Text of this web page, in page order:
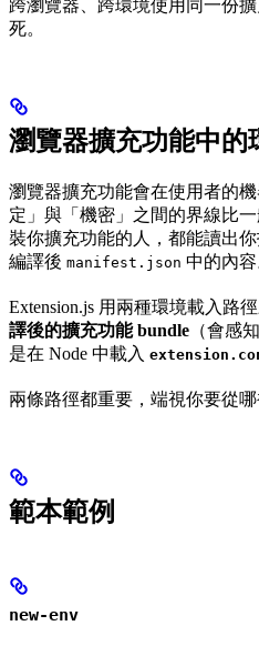
跨瀏覽器、跨環境使用同一份
死。
瀏覽器擴充功能中的
瀏覽器擴充功能會在使用者的
定」與「機密」之間的界線比
裝你擴充功能的人，都能讀出
編譯後 manifest.json 中的內容
Extension.js 用兩種環境載入路
譯後的擴充功能 bundle （會感
是在 Node 中載入
兩條路徑都重要，端視你要從哪
範本範例
new-env